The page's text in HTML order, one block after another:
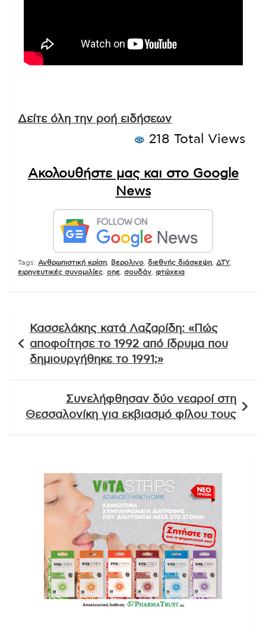
Δείτε όλη την ροή ειδήσεων
218 Total Views
Ακολουθήστε μας και στο Google
News
Tags: Ανθρωπιστική κρίση βερολινο διεθνής διάσκεψη ΔΤΥ,
ειρηνευτικές συνομιλίες οηε σουδάν φτώχεια
άρθρων
Κασσελάκης κατά Λαζαρίδη: «Πώς
αποφοίτησε το 1992 από ίδρυμα που
δημιουργήθηκε το 1991;»
Συνελήφθησαν δύο νεαροί στη
Θεσσαλονίκη για εκβιασμό φίλου τους